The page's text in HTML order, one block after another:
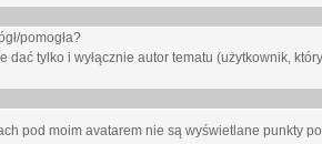
pomogła?
dać tylko i wyłącznie autor tematu (użytkownik,
pod moim avatarem nie są wyświetlane punkty